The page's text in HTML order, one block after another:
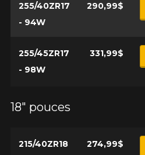
255/40ZR17
- 94W
290,99$
255/45ZR17
- 98W
331,99$
18" pouces
215/40ZR18
274,99$